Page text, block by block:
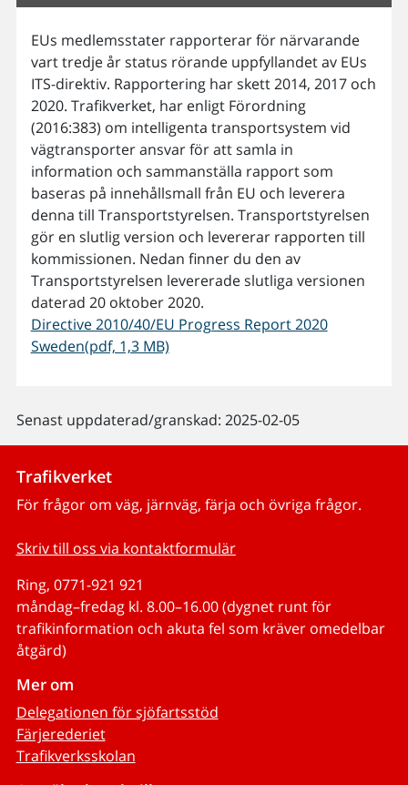
EUs medlemsstater rapporterar för närvarande
vart tredje år status rörande uppfyllandet av EUs
ITS-direktiv. Rapportering har skett 2014, 2017 och
2020. Trafikverket, har enligt Förordning
(2016:383) om intelligenta transportsystem vid
vägtransporter ansvar för att samla in
information och sammanställa rapport som
baseras på innehållsmall från EU och leverera
denna till Transportstyrelsen. Transportstyrelsen
gör en slutlig version och levererar rapporten till
kommissionen. Nedan finner du den av
Transportstyrelsen levererade slutliga versionen
daterad 20 oktober 2020.
Directive 2010/40/EU Progress Report 2020
Sweden(pdf, 1,3 MB)
Senast uppdaterad/granskad: 2025-02-05
Trafikverket
För frågor om väg, järnväg, färja och övriga frågor.
Skriv till oss via kontaktformulär
Ring, 0771-921 921
måndag–fredag kl. 8.00–16.00 (dygnet runt för
trafikinformation och akuta fel som kräver omedelbar
åtgärd)
Mer om
Delegationen för sjöfartsstöd
Färjerederiet
Trafikverksskolan